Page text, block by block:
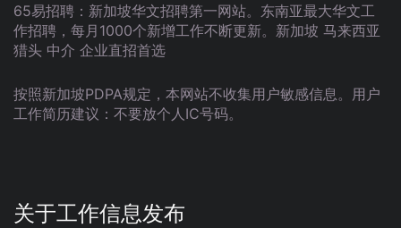
65易招聘：新加坡华文招聘第一网站。东南亚最大华文工
作招聘，每月1000个新增工作不断更新。新加坡 马来西亚
猎头 中介 企业直招首选
按照新加坡PDPA规定，本网站不收集用户敏感信息。用户
工作简历建议：不要放个人IC号码。
关于工作信息发布